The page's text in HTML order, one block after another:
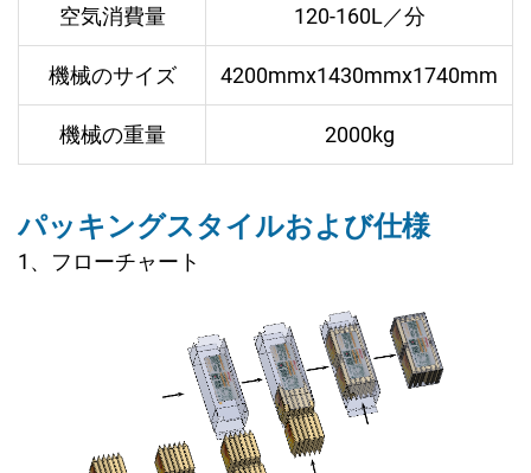
空気消費量 120-160L／分
機械のサイズ 4200mmx1430mmx1740mm
機械の重量 2000kg
パッキングスタイルおよび仕様
1、フローチャート